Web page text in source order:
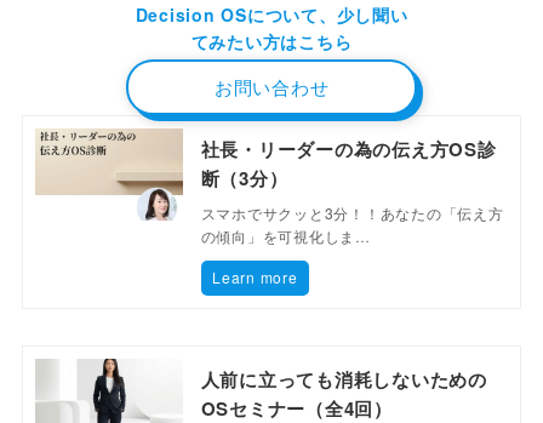
Decision OSについて、少し聞い
てみたい方はこちら
お問い合わせ
社長・リーダーの為の伝え方OS診
断（3分）
スマホでサクッと3分！！あなたの「伝え方
の傾向」を可視化しま…
Learn more
人前に立っても消耗しないための
OSセミナー（全4回）